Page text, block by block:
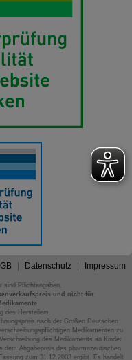
Datenschutz Impressum
sind Pflichtangaben.
und nicht für
des Herstellers.
nach der Großen Deutschen
Medikamenten zu
des Medikaments an Kinder
dem Abgabepreis des pharmazeutischen
zum 31.12.2003 ergibt. Es handelt